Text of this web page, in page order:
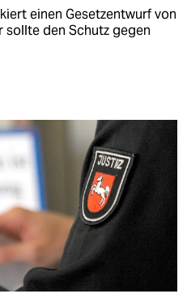
einen Gesetzentwurf von
sollte den Schutz gegen